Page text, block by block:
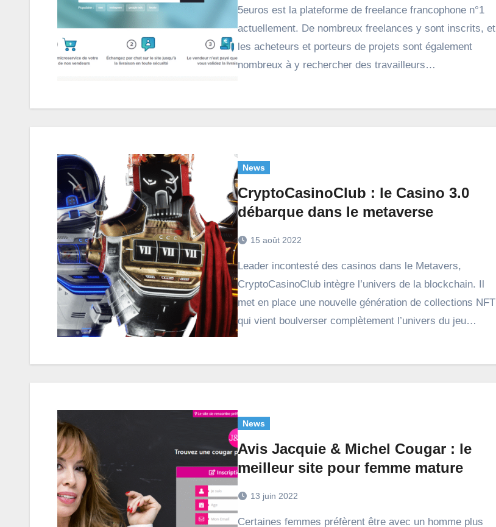
5euros est la plateforme de freelance francophone n°1
actuellement. De nombreux freelances y sont inscrits, et
les acheteurs et porteurs de projets sont également
nombreux à y rechercher des travailleurs…
News
CryptoCasinoClub : le Casino 3.0
débarque dans le metaverse
15 août 2022
Leader incontesté des casinos dans le Metavers,
CryptoCasinoClub intègre l’univers de la blockchain. Il
met en place une nouvelle génération de collections NFT
qui vient boulverser complètement l’univers du jeu…
News
Avis Jacquie & Michel Cougar : le
meilleur site pour femme mature
13 juin 2022
Certaines femmes préfèrent être avec un homme plus